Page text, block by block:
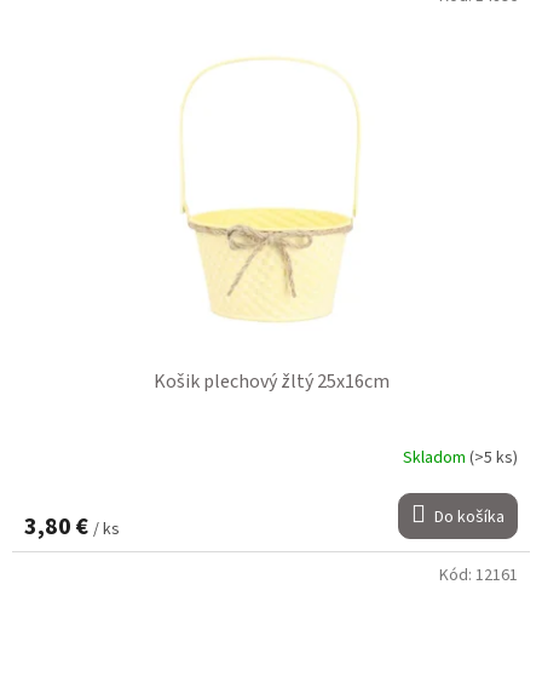
Košik plechový žltý 25x16cm
Skladom (>5 ks)
3,80 € / ks Do košíka
Kód: 12161